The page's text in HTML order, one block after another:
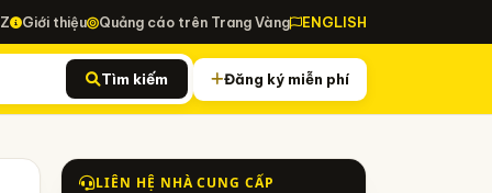
Giới thiệu Quảng cáo trên Trang Vàng ENGLISH
Tìm kiếm Đăng ký miễn phí
LIÊN HỆ NHÀ CUNG CẤP